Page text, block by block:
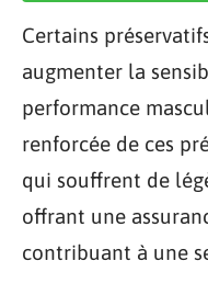
Certains
augmenter la
performance
renforcée de ces
qui souffrent de
offrant une
contribuant à une